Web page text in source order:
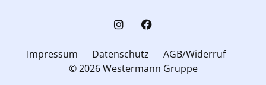
Impressum Datenschutz
AGB/Widerruf
© 2026 Westermann Gruppe